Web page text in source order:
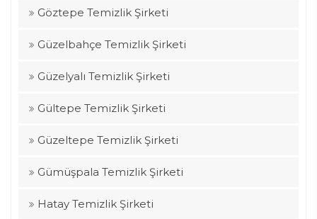
Göztepe Temizlik Şirketi
Güzelbahçe Temizlik Şirketi
Güzelyalı Temizlik Şirketi
Gültepe Temizlik Şirketi
Güzeltepe Temizlik Şirketi
Gümüşpala Temizlik Şirketi
Hatay Temizlik Şirketi